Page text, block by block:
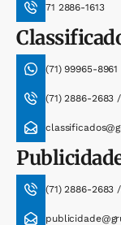
71 2886-1613
(71) 99965-8961
(71) 2886-2683
(71) 2886-2683